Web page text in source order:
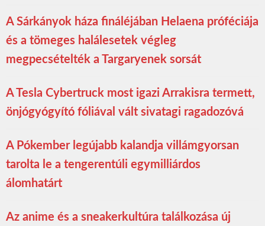
A Sárkányok háza fináléjában Helaena próféciája
és a tömeges halálesetek végleg
megpecsételték a Targaryenek sorsát
A Tesla Cybertruck most igazi Arrakisra termett,
önjógyógyító fóliával vált sivatagi ragadozóvá
A Pókember legújabb kalandja villámgyorsan
tarolta le a tengerentúli egymilliárdos
álomhatárt
Az anime és a sneakerkultúra találkozása új